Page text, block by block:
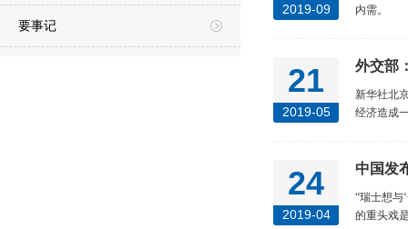
要事记
2019-09
内需。
21
2019-05
外交部
新华社北
经济造成
24
2019-04
中国发
“瑞士想与
的重头戏